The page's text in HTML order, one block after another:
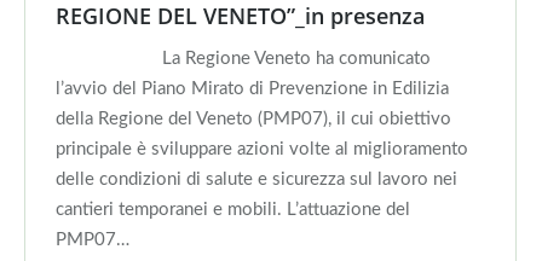
REGIONE DEL VENETO”_in presenza
La Regione Veneto ha comunicato
l’avvio del Piano Mirato di Prevenzione in Edilizia
della Regione del Veneto (PMP07), il cui obiettivo
principale è sviluppare azioni volte al miglioramento
delle condizioni di salute e sicurezza sul lavoro nei
cantieri temporanei e mobili. L’attuazione del
PMP07…